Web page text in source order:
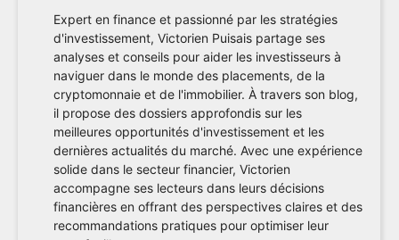
Expert en finance et passionné par les stratégies
d'investissement, Victorien Puisais partage ses
analyses et conseils pour aider les investisseurs à
naviguer dans le monde des placements, de la
cryptomonnaie et de l'immobilier. À travers son blog,
il propose des dossiers approfondis sur les
meilleures opportunités d'investissement et les
dernières actualités du marché. Avec une expérience
solide dans le secteur financier, Victorien
accompagne ses lecteurs dans leurs décisions
financières en offrant des perspectives claires et des
recommandations pratiques pour optimiser leur